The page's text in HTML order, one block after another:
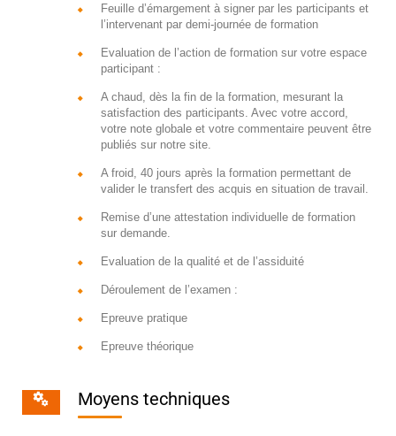
Feuille d’émargement à signer par les participants et
l’intervenant par demi-journée de formation
Evaluation de l’action de formation sur votre espace
participant :
A chaud, dès la fin de la formation, mesurant la
satisfaction des participants. Avec votre accord,
votre note globale et votre commentaire peuvent être
publiés sur notre site.
A froid, 40 jours après la formation permettant de
valider le transfert des acquis en situation de travail.
Remise d’une attestation individuelle de formation
sur demande.
Evaluation de la qualité et de l’assiduité
Déroulement de l’examen :
Epreuve pratique
Epreuve théorique
Moyens techniques